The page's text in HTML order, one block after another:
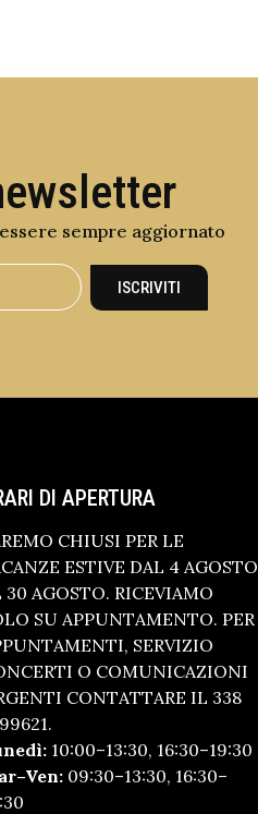
sempre aggiornato
ISCRIVITI
DI APERTURA
CHIUSI PER LE
ESTIVE DAL 4 AGOSTO
30 AGOSTO. RICEVIAMO
SU APPUNTAMENTO. PER
SERVIZIO
O COMUNICAZIONI
CONTATTARE IL 338
10:00–13:30, 16:30–19:30
09:30–13:30, 16:30–